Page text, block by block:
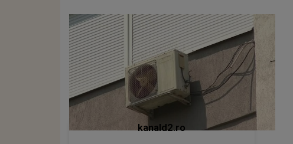
kanald2.ro